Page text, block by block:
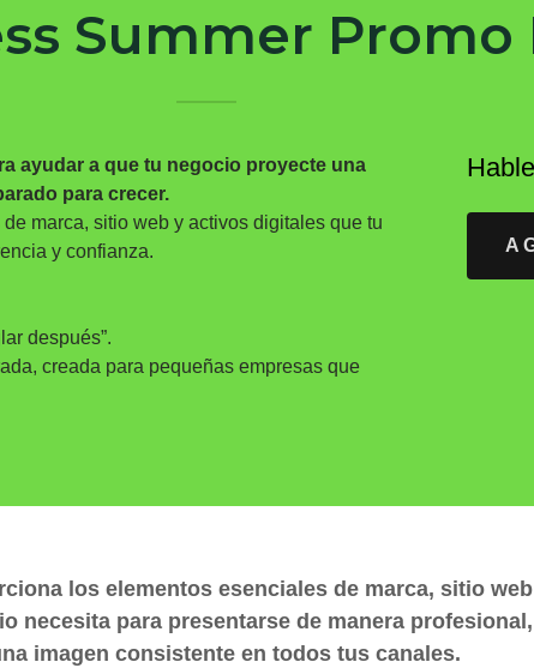
Summer Promo
ayudar a que tu negocio proyecte una
para crecer.
marca, sitio web y activos digitales que tu
y confianza.
después”.
creada para pequeñas empresas que
los elementos esenciales de marca, sitio
necesita para presentarse de manera
imagen consistente en todos tus canales.